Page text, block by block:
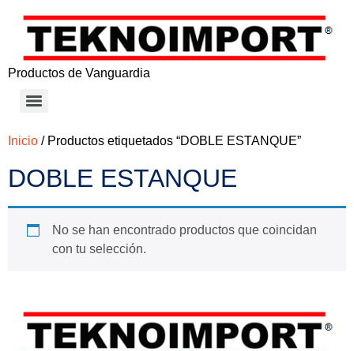
Productos de Vanguardia
Inicio / Productos etiquetados “DOBLE ESTANQUE”
DOBLE ESTANQUE
No se han encontrado productos que coincidan
con tu selección.